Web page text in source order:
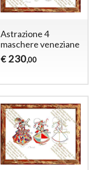
Astrazione 4
maschere veneziane
€ 230,00